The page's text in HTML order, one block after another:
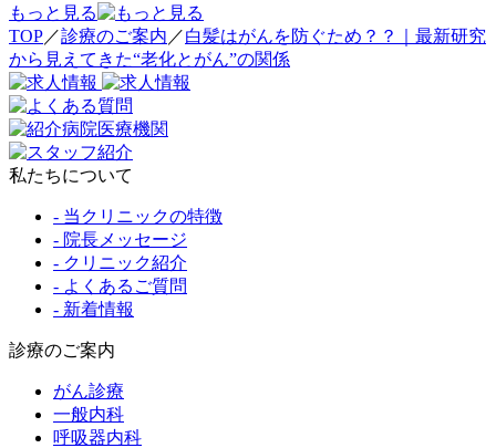
もっと見る
TOP／診療のご案内 ／白髪はがんを防ぐため？？｜最新研究
から見えてきた“老化とがん”の関係
私たちについて
- 当クリニックの特徴
- 院長メッセージ
- クリニック紹介
- よくあるご質問
- 新着情報
診療のご案内
がん診療
一般内科
呼吸器内科